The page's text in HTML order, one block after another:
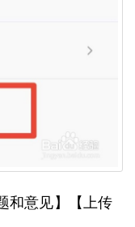
和意见】【上传